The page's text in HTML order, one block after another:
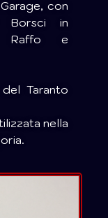
con
Borsci in
Raffo e
Taranto
nella